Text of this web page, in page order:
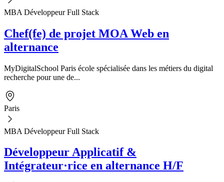
MBA Développeur Full Stack
Chef(fe) de projet MOA Web en
alternance
MyDigitalSchool Paris école spécialisée dans les métiers du digital
recherche pour une de...
Paris
MBA Développeur Full Stack
Développeur Applicatif &
Intégrateur·rice en alternance H/F